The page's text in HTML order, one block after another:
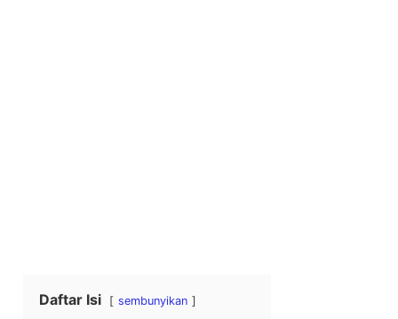
Daftar Isi sembunyikan